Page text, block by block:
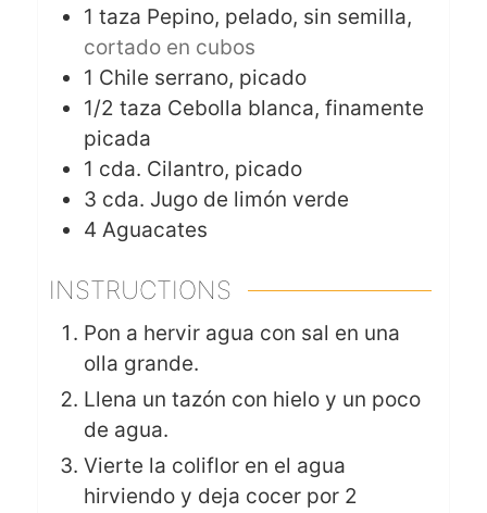
1 taza Pepino, pelado, sin semilla,
cortado en cubos
1 Chile serrano, picado
1/2 taza Cebolla blanca, finamente
picada
1 cda. Cilantro, picado
3 cda. Jugo de limón verde
4 Aguacates
INSTRUCTIONS
Pon a hervir agua con sal en una
olla grande.
Llena un tazón con hielo y un poco
de agua.
Vierte la coliflor en el agua
hirviendo y deja cocer por 2